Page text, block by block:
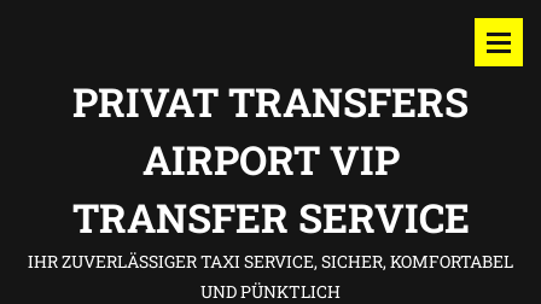
PRIVAT TRANSFERS
AIRPORT VIP
TRANSFER SERVICE
IHR ZUVERLÄSSIGER TAXI SERVICE, SICHER, KOMFORTABEL
UND PÜNKTLICH